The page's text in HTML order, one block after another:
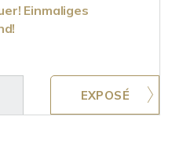
Einmaliges